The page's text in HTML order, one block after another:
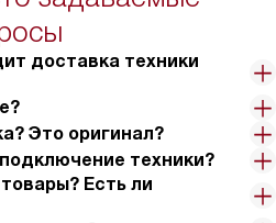
доставка техники
Это оригинал?
техники?
Есть ли